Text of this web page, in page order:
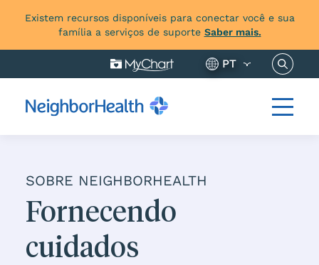
Existem recursos disponíveis para conectar você e sua
família a serviços de suporte Saber mais.
PT
SOBRE NEIGHBORHEALTH
Fornecendo
cuidados